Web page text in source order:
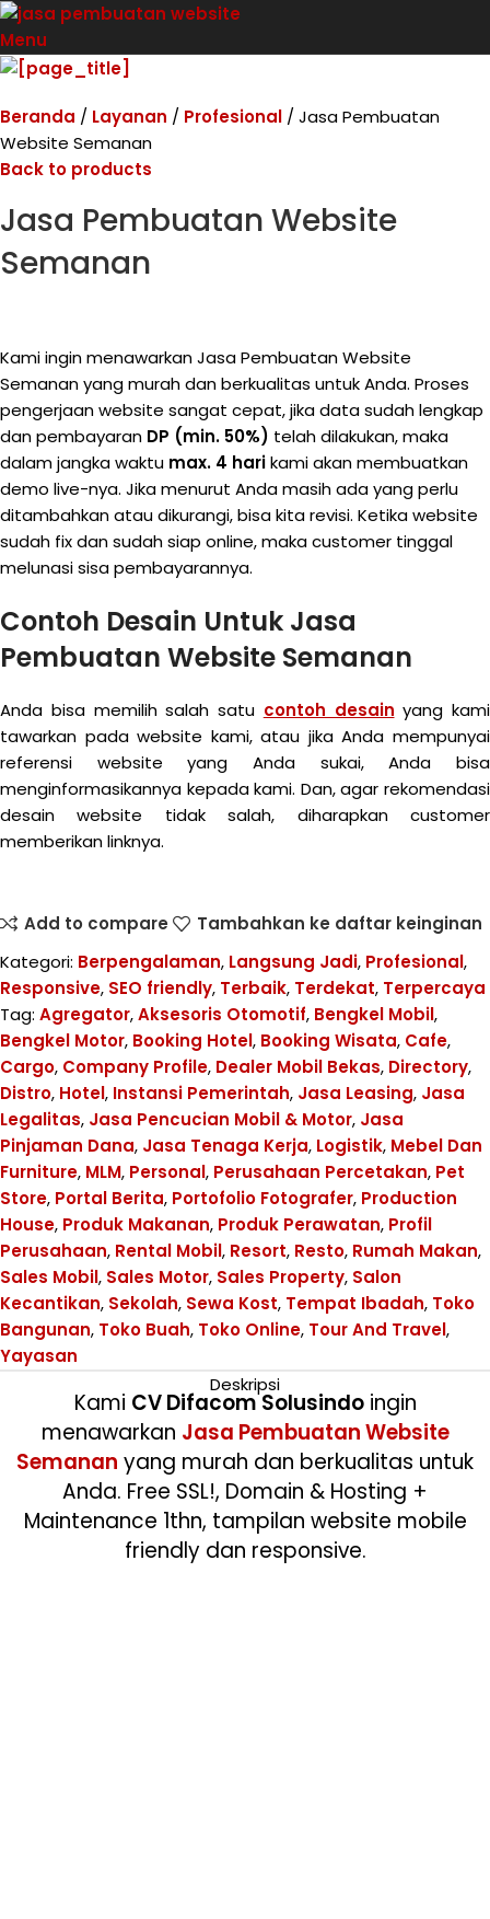
Menu
Beranda Layanan Profesional
Jasa Pembuatan
Website Semanan
Back to products
Jasa Pembuatan Website
Semanan
Kami ingin menawarkan Jasa Pembuatan Website
Semanan yang murah dan berkualitas untuk Anda. Proses
pengerjaan website sangat cepat, jika data sudah lengkap
dan pembayaran DP (min. 50%) telah dilakukan, maka
dalam jangka waktu max. 4 harikami akan membuatkan
demo live-nya. Jika menurut Anda masih ada yang perlu
ditambahkan atau dikurangi, bisa kita revisi. Ketika website
sudah fix dan sudah siap online, maka customer tinggal
melunasi sisa pembayarannya.
Contoh Desain Untuk Jasa
Pembuatan Website Semanan
Anda bisa memilih salah satu contoh desain yang kami
tawarkan pada website kami, atau jika Anda mempunyai
referensi website yang Anda sukai, Anda bisa
menginformasikannya kepada kami. Dan, agar rekomendasi
desain website tidak salah, diharapkan customer
memberikan linknya.
Add to compare
Tambahkan ke daftar keinginan
Kategori: Berpengalaman, Langsung Jadi, Profesional,
Responsive, SEO friendly, Terbaik, Terdekat, Terpercaya
Tag: Agregator,Aksesoris Otomotif, Bengkel Mobil,
Bengkel Motor, Booking Hotel, Booking Wisata, Cafe,
Cargo, Company Profile, Dealer Mobil Bekas, Directory,
Distro, Hotel, Instansi Pemerintah, Jasa Leasing, Jasa
Legalitas, Jasa Pencucian Mobil & Motor, Jasa
Pinjaman Dana, Jasa Tenaga Kerja, Logistik, Mebel Dan
Furniture, MLM, Personal, Perusahaan Percetakan, Pet
Store, Portal Berita, Portofolio Fotografer, Production
House, Produk Makanan, Produk Perawatan, Profil
Perusahaan, Rental Mobil, Resort, Resto, Rumah Makan,
Sales Mobil, Sales Motor, Sales Property, Salon
Kecantikan, Sekolah, Sewa Kost, Tempat Ibadah, Toko
Bangunan, Toko Buah, Toko Online, Tour And Travel,
Yayasan
Deskripsi
Kami CV Difacom Solusindoingin
menawarkan Jasa Pembuatan Website
Semanan yang murah dan berkualitas untuk
Anda. Free SSL!, Domain & Hosting +
Maintenance 1thn, tampilan website mobile
friendly dan responsive.